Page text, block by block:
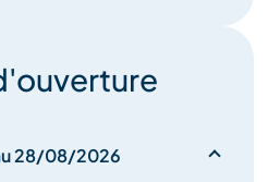
de chocolats tous
28/08/2026